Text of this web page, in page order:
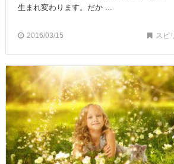
生まれ変わります。だか ...
2016/03/15 スピ